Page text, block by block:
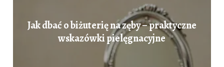
Jak dbać o biżuterię na zęby – praktyczne
wskazówki pielęgnacyjne